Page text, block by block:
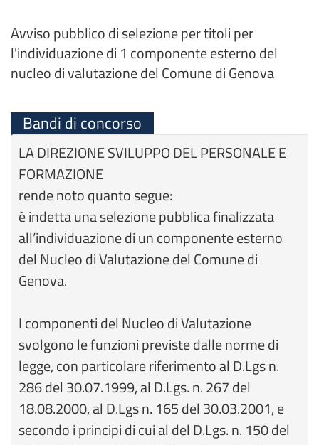
Avviso pubblico di selezione per titoli per
l'individuazione di 1 componente esterno del
nucleo di valutazione del Comune di Genova
Bandi di concorso
LA DIREZIONE SVILUPPO DEL PERSONALE E
FORMAZIONE
rende noto quanto segue:
è indetta una selezione pubblica finalizzata
all’individuazione di un componente esterno
del Nucleo di Valutazione del Comune di
Genova.
I componenti del Nucleo di Valutazione
svolgono le funzioni previste dalle norme di
legge, con particolare riferimento al D.Lgs n.
286 del 30.07.1999, al D.Lgs. n. 267 del
18.08.2000, al D.Lgs n. 165 del 30.03.2001, e
secondo i principi di cui al del D.Lgs. n. 150 del